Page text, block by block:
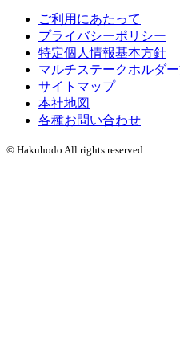
ご利用にあたって
プライバシーポリシー
特定個人情報基本方針
マルチステークホルダ
サイトマップ
本社地図
各種お問い合わせ
© Hakuhodo All rights reserved.